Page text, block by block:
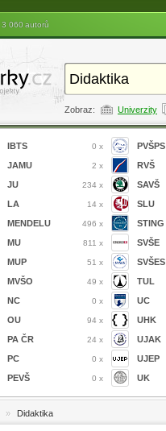
3 060 autorů
Zobraz: Univerzity
IBTS 0 x
JAMU 2 x
JU 234 x
LA 14 x
MENDELU 496 x
MU 811 x
MUP 51 x
MVŠO 49 x
NC 0 x
OU 94 x
PA ČR 24 x
PC 0 x
PEVŠ 0 x
PVŠPS
RVŠ
SAVŠ
SLU
STING
SVŠE
SVŠES
TUL
UC
UHK
UJAK
UJEP
UK
» Didaktika